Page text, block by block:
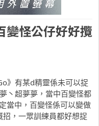
變怪公仔好好攬
》有某d精靈係未可以捉
丶超夢夢，當中百變怪都
當中，百變怪係可以變做
，一眾訓練員都好想捉